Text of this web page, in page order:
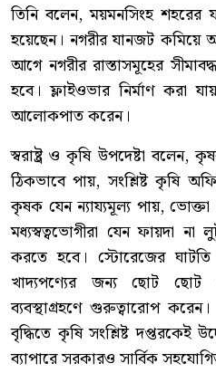
তিনি বলেন, ময়মনসিংহ শহরের
হয়েছেন। নগরীর যানজট কমিয়ে
আগে নগরীর রাস্তাসমূহের
হবে। ফ্লাইওভার নির্মাণ করা
আলোকপাত করেন।
স্বরাষ্ট্র ও কৃষি উপদেষ্টা
ঠিকভাবে পায়, সংশ্লিষ্ট কৃষি
কৃষক যেন ন্যায্যমূল্য পায়,
মধ্যস্বত্বভোগীরা যেন ফায়দা
করতে হবে। স্টোরেজের ঘাটতি
খাদ্যপণ্যের জন্য ছোট ছোট
ব্যবস্থাগ্রহণে গুরুত্বারোপ করেন।
বৃদ্ধিতে কৃষি সংশ্লিষ্ট
ব্যাপারে সরকারও সার্বিক